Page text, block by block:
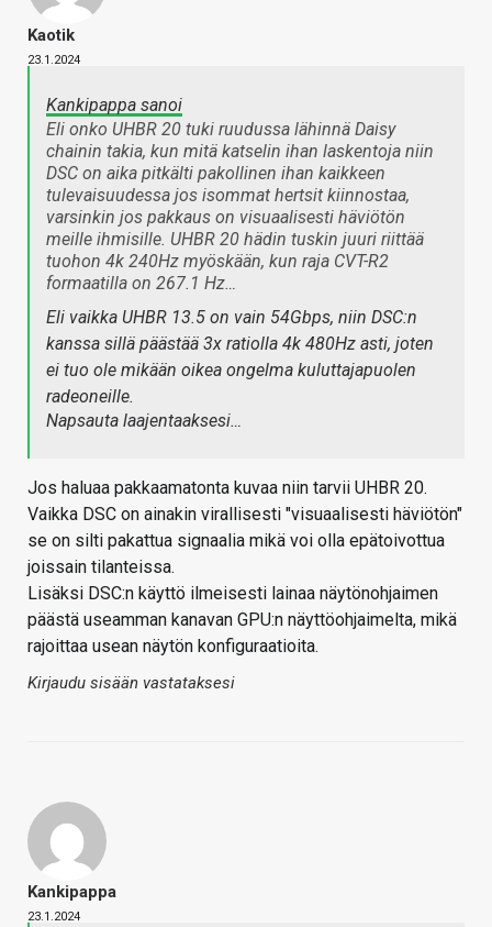
Kaotik
23.1.2024
Kankipappa sanoi
Eli onko UHBR 20 tuki ruudussa lähinnä Daisy
chainin takia, kun mitä katselin ihan laskentoja niin
DSC on aika pitkälti pakollinen ihan kaikkeen
tulevaisuudessa jos isommat hertsit kiinnostaa,
varsinkin jos pakkaus on visuaalisesti häviötön
meille ihmisille. UHBR 20 hädin tuskin juuri riittää
tuohon 4k 240Hz myöskään, kun raja CVT-R2
formaatilla on 267.1 Hz…
Eli vaikka UHBR 13.5 on vain 54Gbps, niin DSC:n
kanssa sillä päästää 3x ratiolla 4k 480Hz asti, joten
ei tuo ole mikään oikea ongelma kuluttajapuolen
radeoneille.
Napsauta laajentaaksesi…
Jos haluaa pakkaamatonta kuvaa niin tarvii UHBR 20.
Vaikka DSC on ainakin virallisesti "visuaalisesti häviötön"
se on silti pakattua signaalia mikä voi olla epätoivottua
joissain tilanteissa.
Lisäksi DSC:n käyttö ilmeisesti lainaa näytönohjaimen
päästä useamman kanavan GPU:n näyttöohjaimelta, mikä
rajoittaa usean näytön konfiguraatioita.
Kirjaudu sisään vastataksesi
Kankipappa
23.1.2024